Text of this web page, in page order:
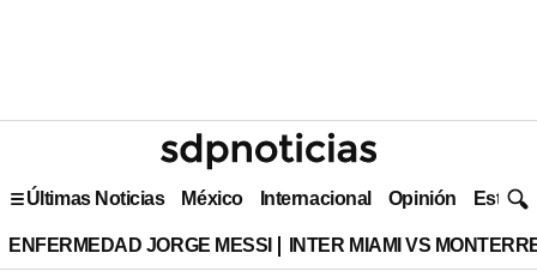
Últimas Noticias México Internacional Opinión Estilo
ENFERMEDAD JORGE MESSI INTER MIAMI VS